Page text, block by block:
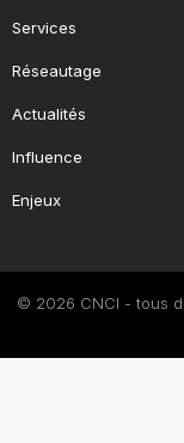
Services
Réseautage
Actualités
Influence
Enjeux
© 2026 CNCI - tous